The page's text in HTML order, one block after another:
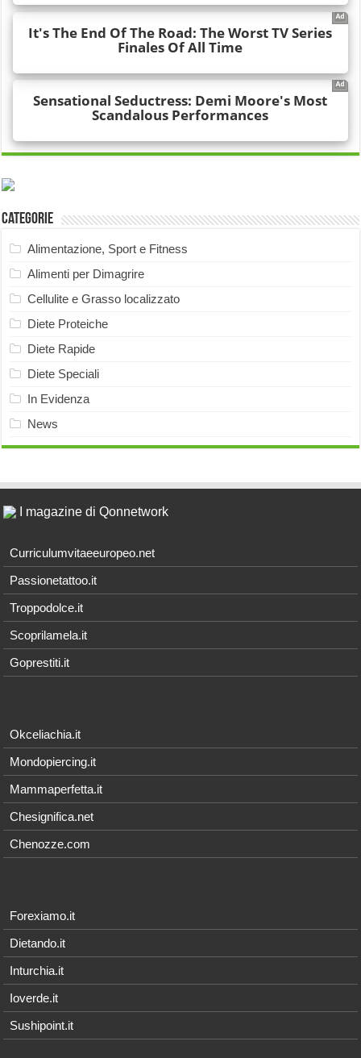
Categorie
Alimentazione, Sport e Fitness
Alimenti per Dimagrire
Cellulite e Grasso localizzato
Diete Proteiche
Diete Rapide
Diete Speciali
In Evidenza
News
I magazine di Qonnetwork
Curriculumvitaeeuropeo.net
Passionetattoo.it
Troppodolce.it
Scoprilamela.it
Goprestiti.it
Okceliachia.it
Mondopiercing.it
Mammaperfetta.it
Chesignifica.net
Chenozze.com
Forexiamo.it
Dietando.it
Inturchia.it
Ioverde.it
Sushipoint.it